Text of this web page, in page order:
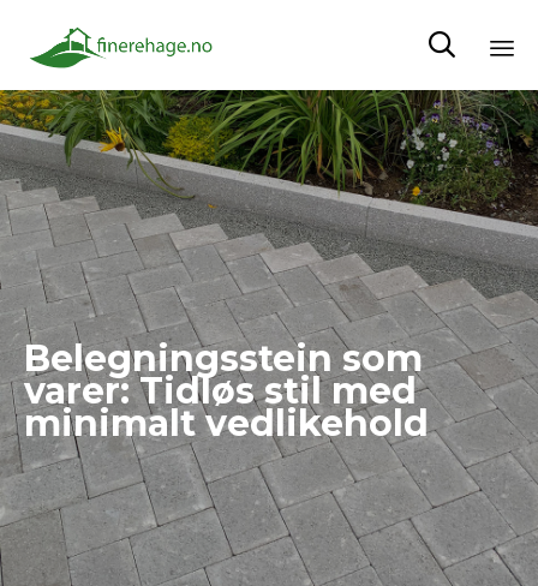

to
Belegningsstein som
varer: Tidløs stil med
minimalt vedlikehold